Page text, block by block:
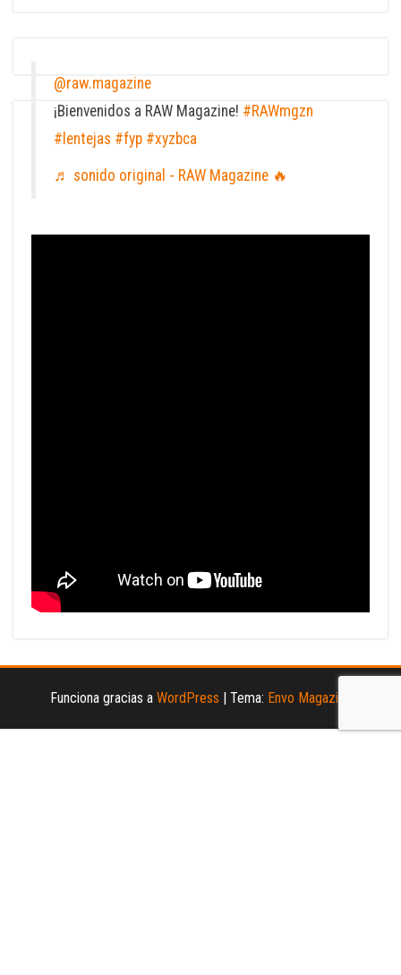
@raw.magazine
¡Bienvenidos a RAW Magazine! #RAWmgzn
#lentejas #fyp #xyzbca
♬ sonido original - RAW Magazine 🔥
Funciona gracias a WordPress | Tema: Envo Magazine